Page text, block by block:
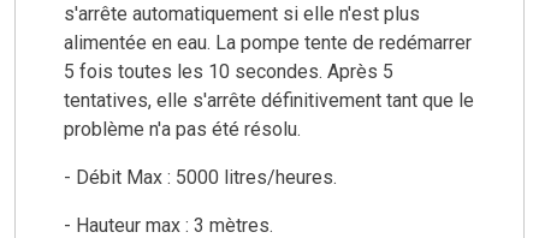
s'arrête automatiquement si elle n'est plus
alimentée en eau. La pompe tente de redémarrer
5 fois toutes les 10 secondes. Après 5
tentatives, elle s'arrête définitivement tant que le
problème n'a pas été résolu.
- Débit Max : 5000 litres/heures.
- Hauteur max : 3 mètres.